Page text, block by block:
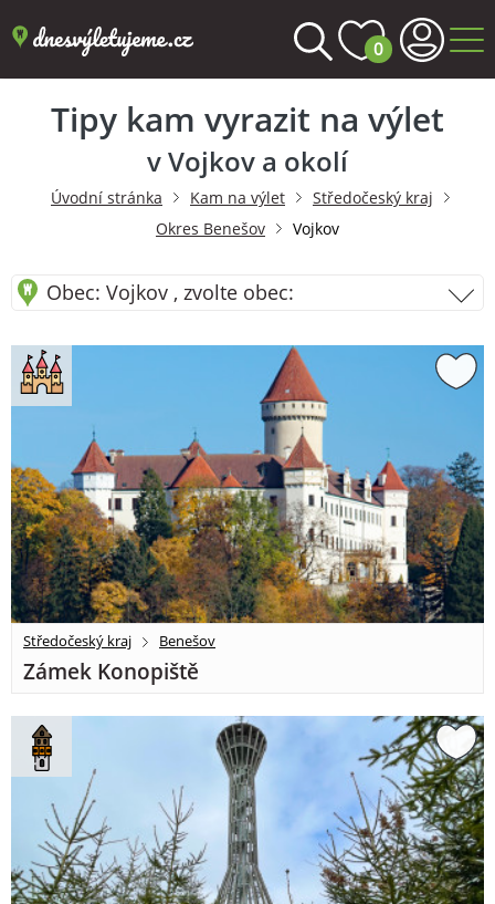
0
Tipy kam vyrazit na výlet
v Vojkov a okolí
Úvodní stránka Kam na výlet
Středočeský kraj
Okres Benešov
Vojkov
Obec: Vojkov , zvolte obec:
Středočeský kraj Benešov
Zámek Konopiště